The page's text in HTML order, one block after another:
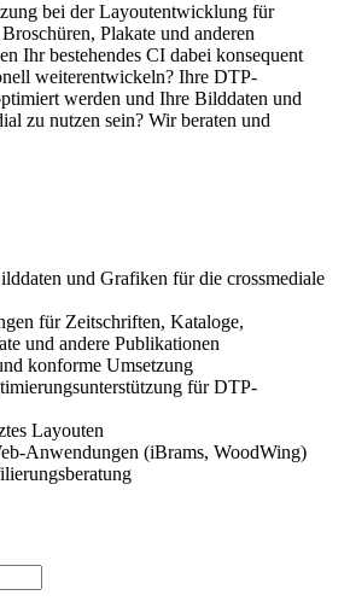
bei der Layoutentwicklung für
Plakate und anderen
Ihr bestehendes CI dabei konsequent
weiterentwickeln? Ihre DTP-
werden und Ihre Bilddaten und
zu nutzen sein? Wir beraten und
und Grafiken für die crossmediale
für Zeitschriften, Kataloge,
und andere Publikationen
konforme Umsetzung
für DTP-
Layouten
Anwendungen (iBrams, WoodWing)